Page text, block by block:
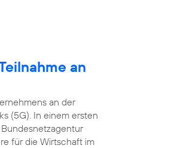
an
an der
(5G). In einem ersten
für die Wirtschaft im